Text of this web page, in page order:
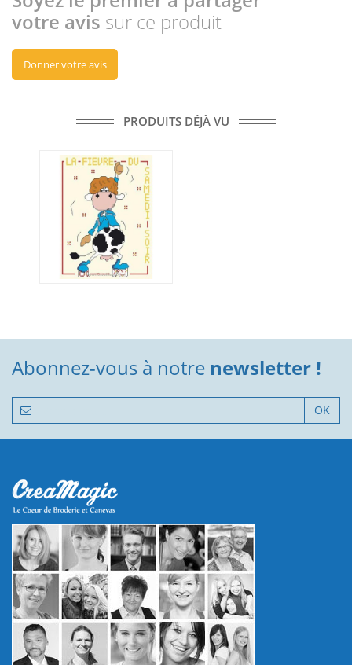
votre avis sur ce produit
Donner votre avis
PRODUITS DÉJÀ VU
Abonnez-vous à notre newsletter !
OK